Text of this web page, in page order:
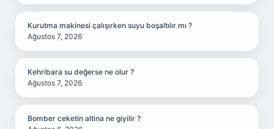
Kurutma makinesi çalışırken suyu boşaltılır mı ?
Ağustos 7, 2026
Kehribara su değerse ne olur ?
Ağustos 7, 2026
Bomber ceketin altina ne giyilir ?